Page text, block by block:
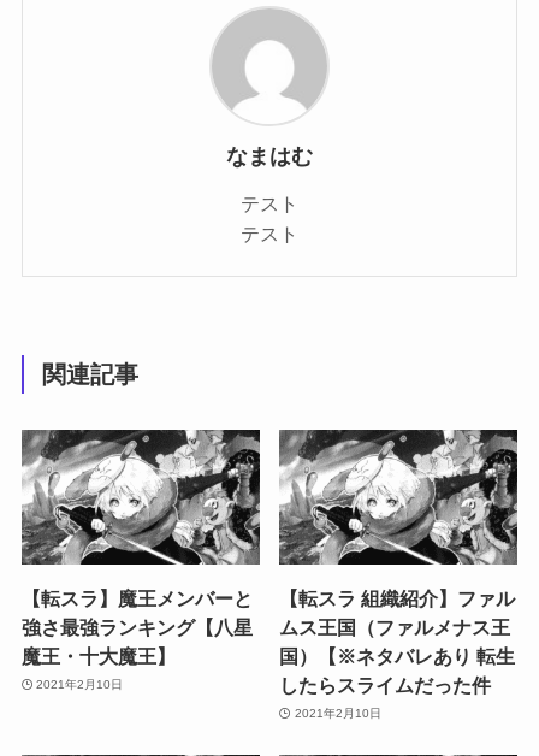
なまはむ
テスト
テスト
関連記事
【転スラ】魔王メンバーと
強さ最強ランキング【八星
魔王・十大魔王】
2021年2月10日
【転スラ 組織紹介】ファル
ムス王国（ファルメナス王
国）【※ネタバレあり 転生
したらスライムだった件
2021年2月10日